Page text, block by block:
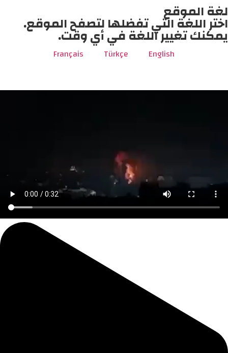
لغة الموقع
اختر اللغة التي تفضلها لتصفح الموقع.
يمكنك تغيير اللغة في أي وقت.
English
Türkçe
Français